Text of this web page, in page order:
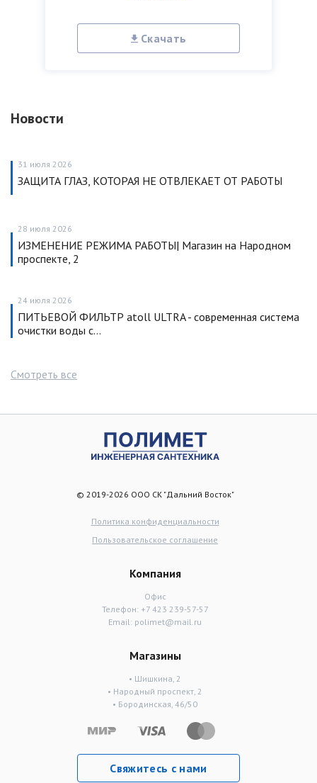
Скачать
Новости
31 июля 2026
ЗАЩИТА ГЛАЗ, КОТОРАЯ НЕ ОТВЛЕКАЕТ ОТ РАБОТЫ
28 июля 2026
ИЗМЕНЕНИЕ РЕЖИМА РАБОТЫ| Магазин на Народном
проспекте, 2
24 июля 2026
ПИТЬЕВОЙ ФИЛЬТР atoll ULTRA - современная система
очистки воды с…
Смотреть все
© 2019-2026 ООО СК "Дальний Восток"
Политика конфиденциальности
Пользовательское соглашение
Компания
Офис
Телефон: +7 423 239-57-57
Email: polimet@mail.ru
Магазины
• Шишкина, 2
• Народный проспект, 2
• Бородинская, 46/50
Свяжитесь с нами